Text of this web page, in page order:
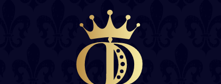
联系方式 招聘合作
布里斯班